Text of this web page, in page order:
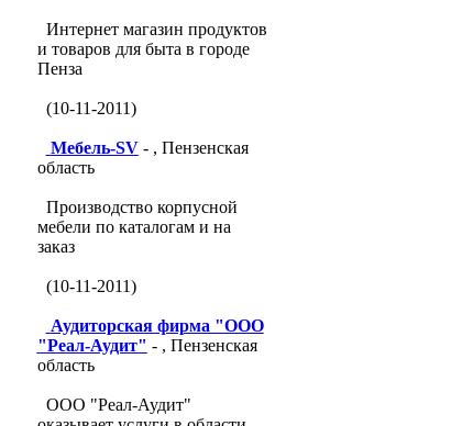
Интернет магазин продуктов
и товаров для быта в городе
Пенза
(10-11-2011)
Мебель-SV- , Пензенская
область
Производство корпусной
мебели по каталогам и на
заказ
(10-11-2011)
Аудиторская фирма "ООО
"Реал-Аудит" - , Пензенская
область
ООО "Реал-Аудит"